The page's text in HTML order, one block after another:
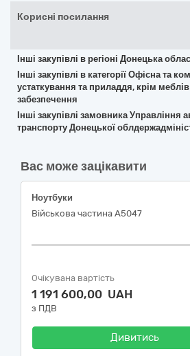
Корисні посилання
Інші закупівлі в регіоні Донецька
Інші закупівлі в категорії Офісна та
устаткування та приладдя, крім
забезпечення
Інші закупівлі замовника Управління
транспорту Донецької
Вас може зацікавити
Ноутбуки
Військова частина А5047
Очікувана вартість
1 191 600,00 UAH
з ПДВ
Дивитись